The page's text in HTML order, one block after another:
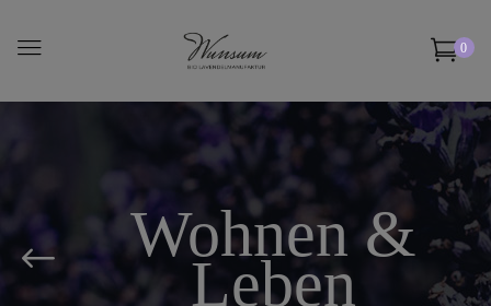
0
Wohnen &
Leben